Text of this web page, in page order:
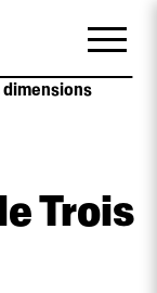
dimensions
Trois